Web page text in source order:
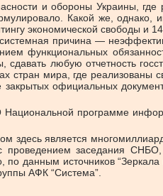
и обороны Украины,
Какой же, однако,
экономической свободы и
причина —
функциональных
любую отчетность
мира, где реализованы
официальных
программе
является
заседания
данным источников
АФК “Система”.